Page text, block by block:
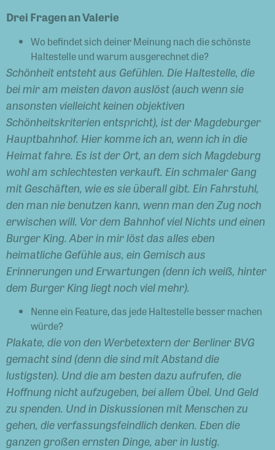
Drei Fragen an Valerie
Wo befindet sich deiner Meinung nach die schönste
Haltestelle und warum ausgerechnet die?
Schönheit entsteht aus Gefühlen. Die Haltestelle, die
bei mir am meisten davon auslöst (auch wenn sie
ansonsten vielleicht keinen objektiven
Schönheitskriterien entspricht), ist der Magdeburger
Hauptbahnhof. Hier komme ich an, wenn ich in die
Heimat fahre. Es ist der Ort, an dem sich Magdeburg
wohl am schlechtesten verkauft. Ein schmaler Gang
mit Geschäften, wie es sie überall gibt. Ein Fahrstuhl,
den man nie benutzen kann, wenn man den Zug noch
erwischen will. Vor dem Bahnhof viel Nichts und einen
Burger King. Aber in mir löst das alles eben
heimatliche Gefühle aus, ein Gemisch aus
Erinnerungen und Erwartungen (denn ich weiß, hinter
dem Burger King liegt noch viel mehr).
Nenne ein Feature, das jede Haltestelle besser machen
würde?
Plakate, die von den Werbetextern der Berliner BVG
gemacht sind (denn die sind mit Abstand die
lustigsten). Und die am besten dazu aufrufen, die
Hoffnung nicht aufzugeben, bei allem Übel. Und Geld
zu spenden. Und in Diskussionen mit Menschen zu
gehen, die verfassungsfeindlich denken. Eben die
ganzen großen ernsten Dinge, aber in lustig.